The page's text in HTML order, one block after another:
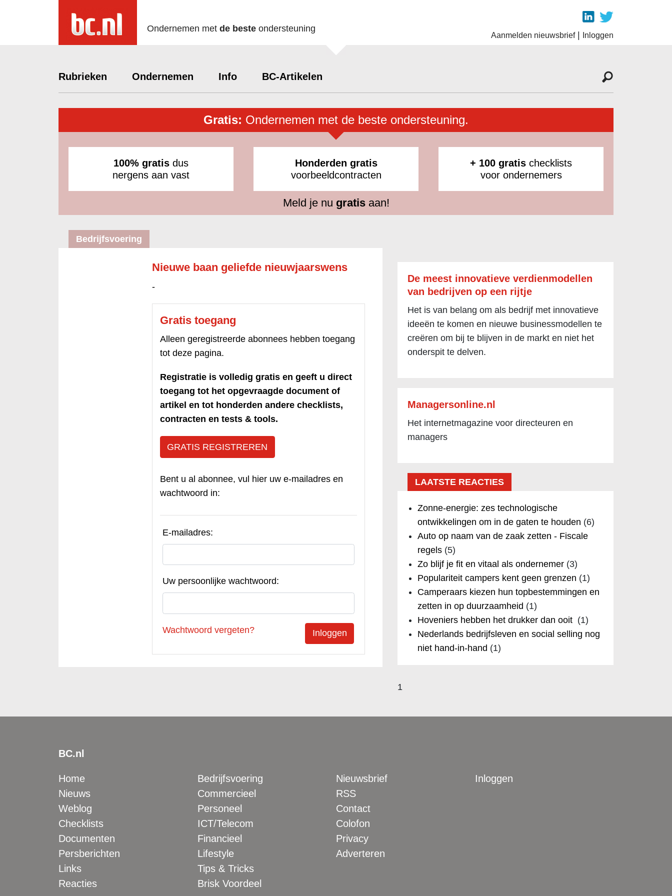
Ondernemen met de beste ondersteuning
Aanmelden nieuwsbrief| Inloggen
Rubrieken Ondernemen Info BC-Artikelen
Gratis: Ondernemen met de beste ondersteuning.
100% gratis dus
nergens aan vast
Honderden gratis
voorbeeldcontracten
+ 100 gratis checklists
voor ondernemers
Meld je nu gratisaan!
Bedrijfsvoering
Nieuwe baan geliefde nieuwjaarswens
-
Gratis toegang
Alleen geregistreerde abonnees hebben toegang
tot deze pagina.
Registratie is volledig gratis en geeft u direct
toegang tot het opgevraagde document of
artikel en tot honderden andere checklists,
contracten en tests & tools.
GRATIS REGISTREREN
Bent u al abonnee, vul hier uw e-mailadres en
wachtwoord in:
E-mailadres:
Uw persoonlijke wachtwoord:
Wachtwoord vergeten?
De meest innovatieve verdienmodellen
van bedrijven op een rijtje
Het is van belang om als bedrijf met innovatieve
ideeën te komen en nieuwe businessmodellen te
creëren om bij te blijven in de markt en niet het
onderspit te delven.
Managersonline.nl
Het internetmagazine voor directeuren en
managers
LAATSTE REACTIES
Zonne-energie: zes technologische
ontwikkelingen om in de gaten te houden (6)
Auto op naam van de zaak zetten - Fiscale
regels(5)
Zo blijf je fit en vitaal als ondernemer(3)
Populariteit campers kent geen grenzen (1)
Camperaars kiezen hun topbestemmingen en
zetten in op duurzaamheid (1)
Hoveniers hebben het drukker dan ooit (1)
Nederlands bedrijfsleven en social selling nog
niet hand-in-hand (1)
1
BC.nl
Home
Nieuws
Weblog
Checklists
Documenten
Persberichten
Links
Reacties
Bedrijfsvoering
Commercieel
Personeel
ICT/Telecom
Financieel
Lifestyle
Tips & Tricks
Brisk Voordeel
Nieuwsbrief
RSS
Contact
Colofon
Privacy
Adverteren
Inloggen